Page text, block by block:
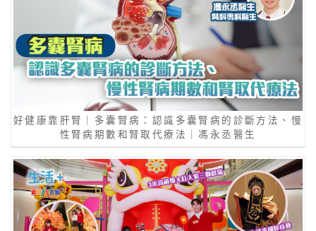
好健康靠肝腎｜多囊腎病：認識多囊腎病的診斷方法、慢
性腎病期數和腎取代療法｜馮永丞醫生